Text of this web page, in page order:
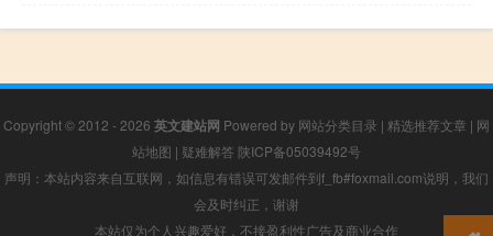
Copyright © 2012 - 2026 英文建站网 Powered by 网站分类目录 | 精选推荐文章 | 网
站地图 | 疑难解答 陕ICP备05039492号
声明：本站内容来自互联网，如信息有错误可发邮件到f_fb#foxmail.com说明，我们
会及时纠正，谢谢
本站仅为个人兴趣爱好，不接盈利性广告及商业合作